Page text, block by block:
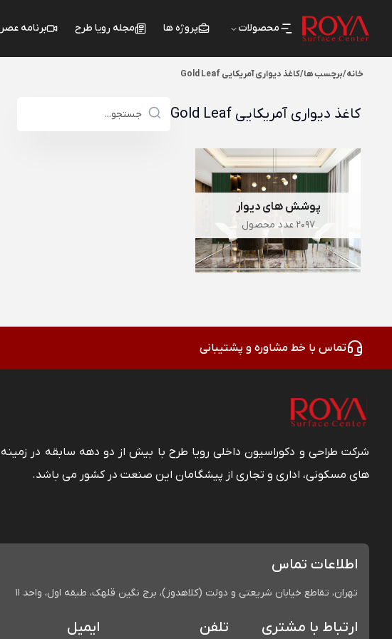
محصولات پروژه ها مجله رویا طرح برنامه
خانه/برچسب ها/کاغذ دیواری آمریکایی Gold Leaf
کاغذ دیواری آمریکایی Gold Leaf
پوشش های دیوار
2097 عدد محصول
تماس با خط مشاوره و پشتیبانی
شرکت طراحی و دکوراسیون داخلی رویا طرح با بیش از دو دهه سابقه در
های مسکونی، اداری و تجاری از پیشگامان این صنعت در کشور می باشد.
اطلاعات تماس
تهران، تقاطع خیابان شریعتی و دولت (کلاهدوز)، برج نگین قلهک، طبقه اول، واحد 11
ارتباط با مشتری تلفن ایمیل